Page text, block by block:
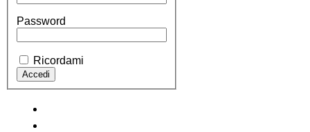
Password
Ricordami